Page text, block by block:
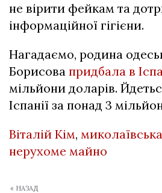
не вірити фейкам та
інформаційної гігієни.
Нагадаємо, родина
Борисова придбала в
мільйони доларів.
Іспанії за понад 3
Віталій Кім,
нерухоме майно
« НАЗАД